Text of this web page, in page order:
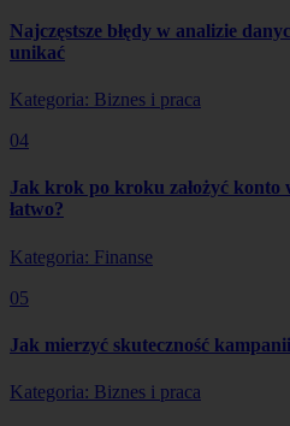
Najczęstsze błędy w analizie
unikać
Kategoria: Biznes i praca
04
Jak krok po kroku założyć konto
łatwo?
Kategoria: Finanse
05
Jak mierzyć skuteczność
Kategoria: Biznes i praca